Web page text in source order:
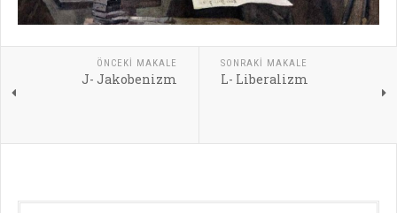
ÖNCEKI MAKALE
J- Jakobenizm
SONRAKI MAKALE
L- Liberalizm